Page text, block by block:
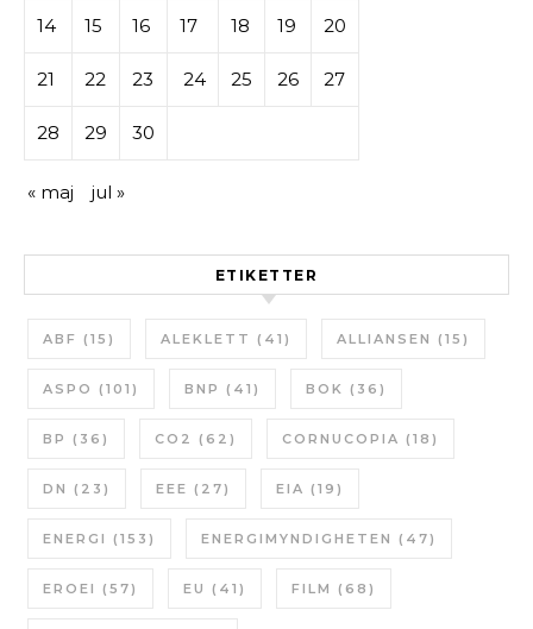
14 15 16 17 18 19 20
21 22 23 24 25 26 27
28 29 30
« maj jul »
ETIKETTER
ABF (15) ALEKLETT (41) ALLIANSEN (15)
ASPO (101) BNP (41) BOK (36)
BP (36) CO2 (62) CORNUCOPIA (18)
DN (23) EEE (27) EIA (19)
ENERGI (153) ENERGIMYNDIGHETEN (47)
EROEI (57) EU (41) FILM (68)